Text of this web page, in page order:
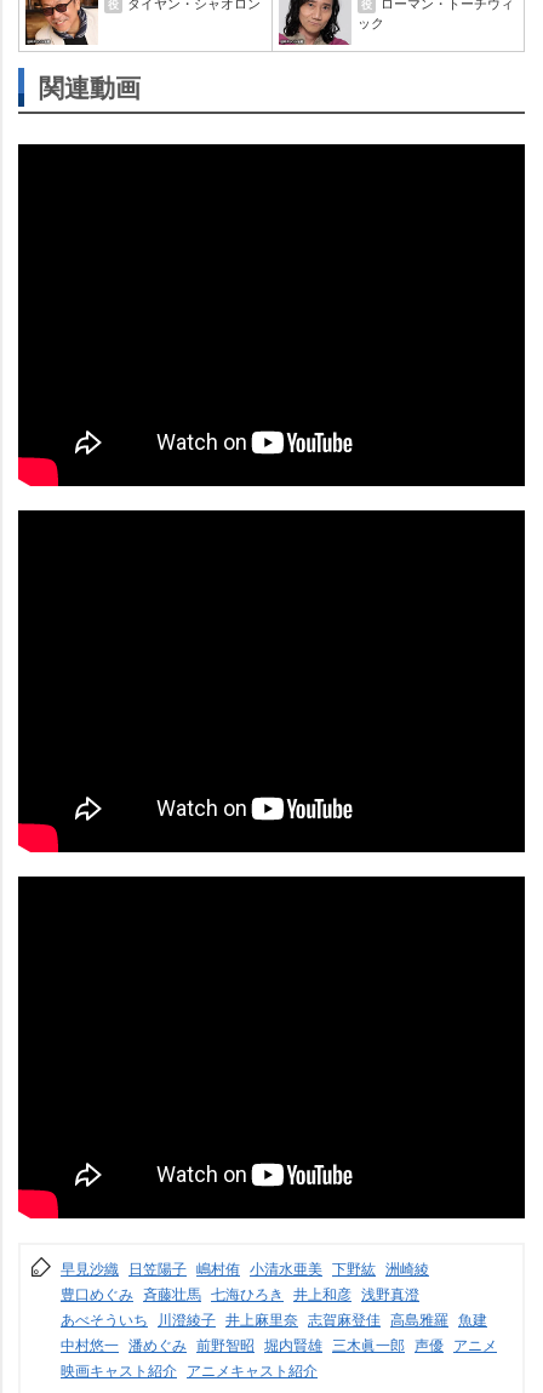
役 役
ック
関連動画
早見沙織 日笠陽子 嶋村侑 小清水亜美 下野紘 洲崎綾
豊口めぐみ 斉藤壮馬 七海ひろき 井上和彦 浅野真澄
あべそういち
川澄綾子 井上麻里奈 志賀麻登佳 高島雅羅 魚建
中村悠一 潘めぐみ 前野智昭 堀内賢雄 三木眞一郎 声優 アニメ
映画キャスト紹介 アニメキャスト紹介